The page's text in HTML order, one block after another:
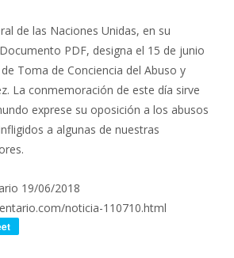
de las Naciones Unidas, en su
PDF, designa el 15 de junio
Toma de Conciencia del Abuso y
La conmemoración de este día sirve
exprese su oposición a los abusos
a algunas de nuestras
19/06/2018
noticia-110710.html